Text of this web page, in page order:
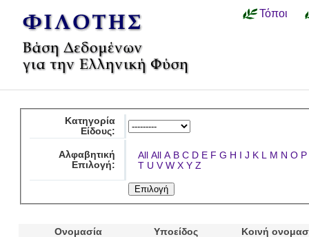
Τόποι
Κατηγορία
Είδους:
Αλφαβητική
Επιλογή:
All All A B C D E F G H I J K L M N O P
T U V W X Y Z
Ονομασία Υποείδος
Κοινή